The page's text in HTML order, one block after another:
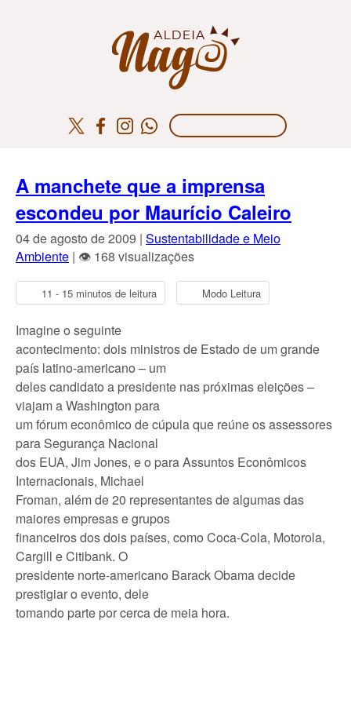
A manchete que a imprensa
escondeu por Maurício Caleiro
04 de agosto de 2009 | Sustentabilidade e Meio
Ambiente | 👁 168 visualizações
11 - 15 minutos de leitura Modo Leitura
Imagine o seguinte
acontecimento: dois ministros de Estado de um grande
país latino-americano – um
deles candidato a presidente nas próximas eleições –
viajam a Washington para
um fórum econômico de cúpula que reúne os assessores
para Segurança Nacional
dos EUA, Jim Jones, e o para Assuntos Econômicos
Internacionais, Michael
Froman, além de 20 representantes de algumas das
maiores empresas e grupos
financeiros dos dois países, como Coca-Cola, Motorola,
Cargill e Citibank. O
presidente norte-americano Barack Obama decide
prestigiar o evento, dele
tomando parte por cerca de meia hora.